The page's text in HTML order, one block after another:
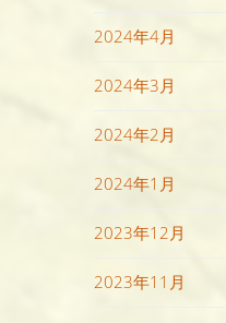
2024年4月
2024年3月
2024年2月
2024年1月
2023年12月
2023年11月